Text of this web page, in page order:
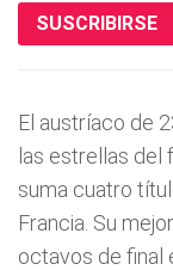
SUSCRIBIRSE
El austríaco de
las estrellas del
suma cuatro
Francia. Su
octavos de final